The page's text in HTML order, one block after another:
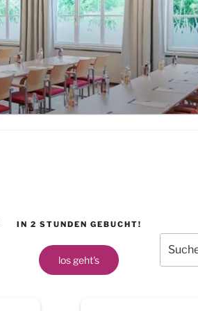
IN 2 STUNDEN GEBUCHT!
los geht's
Search
for: